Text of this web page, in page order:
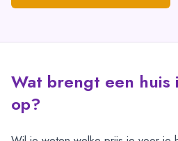
Wat brengt een huis
op?